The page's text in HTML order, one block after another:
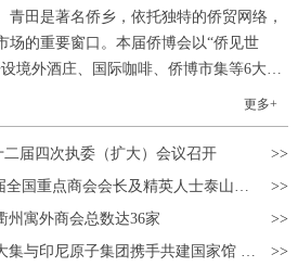
是著名侨乡，依托独特的侨贸网络，
场的重要窗口。本届侨博会以“侨见世
境外酒庄、国际咖啡、侨博市集等6大主
家、商协会及侨团150余家，展出展销3
尔·吉罗拉米(Daniele Girolami)在青田友
待未来的交流与合作。” “科技味”是
端酒庄”展区，观众佩戴AR眼镜，即
更多+
届四次执委（扩大）会议召开
州寓外商会总数达36家